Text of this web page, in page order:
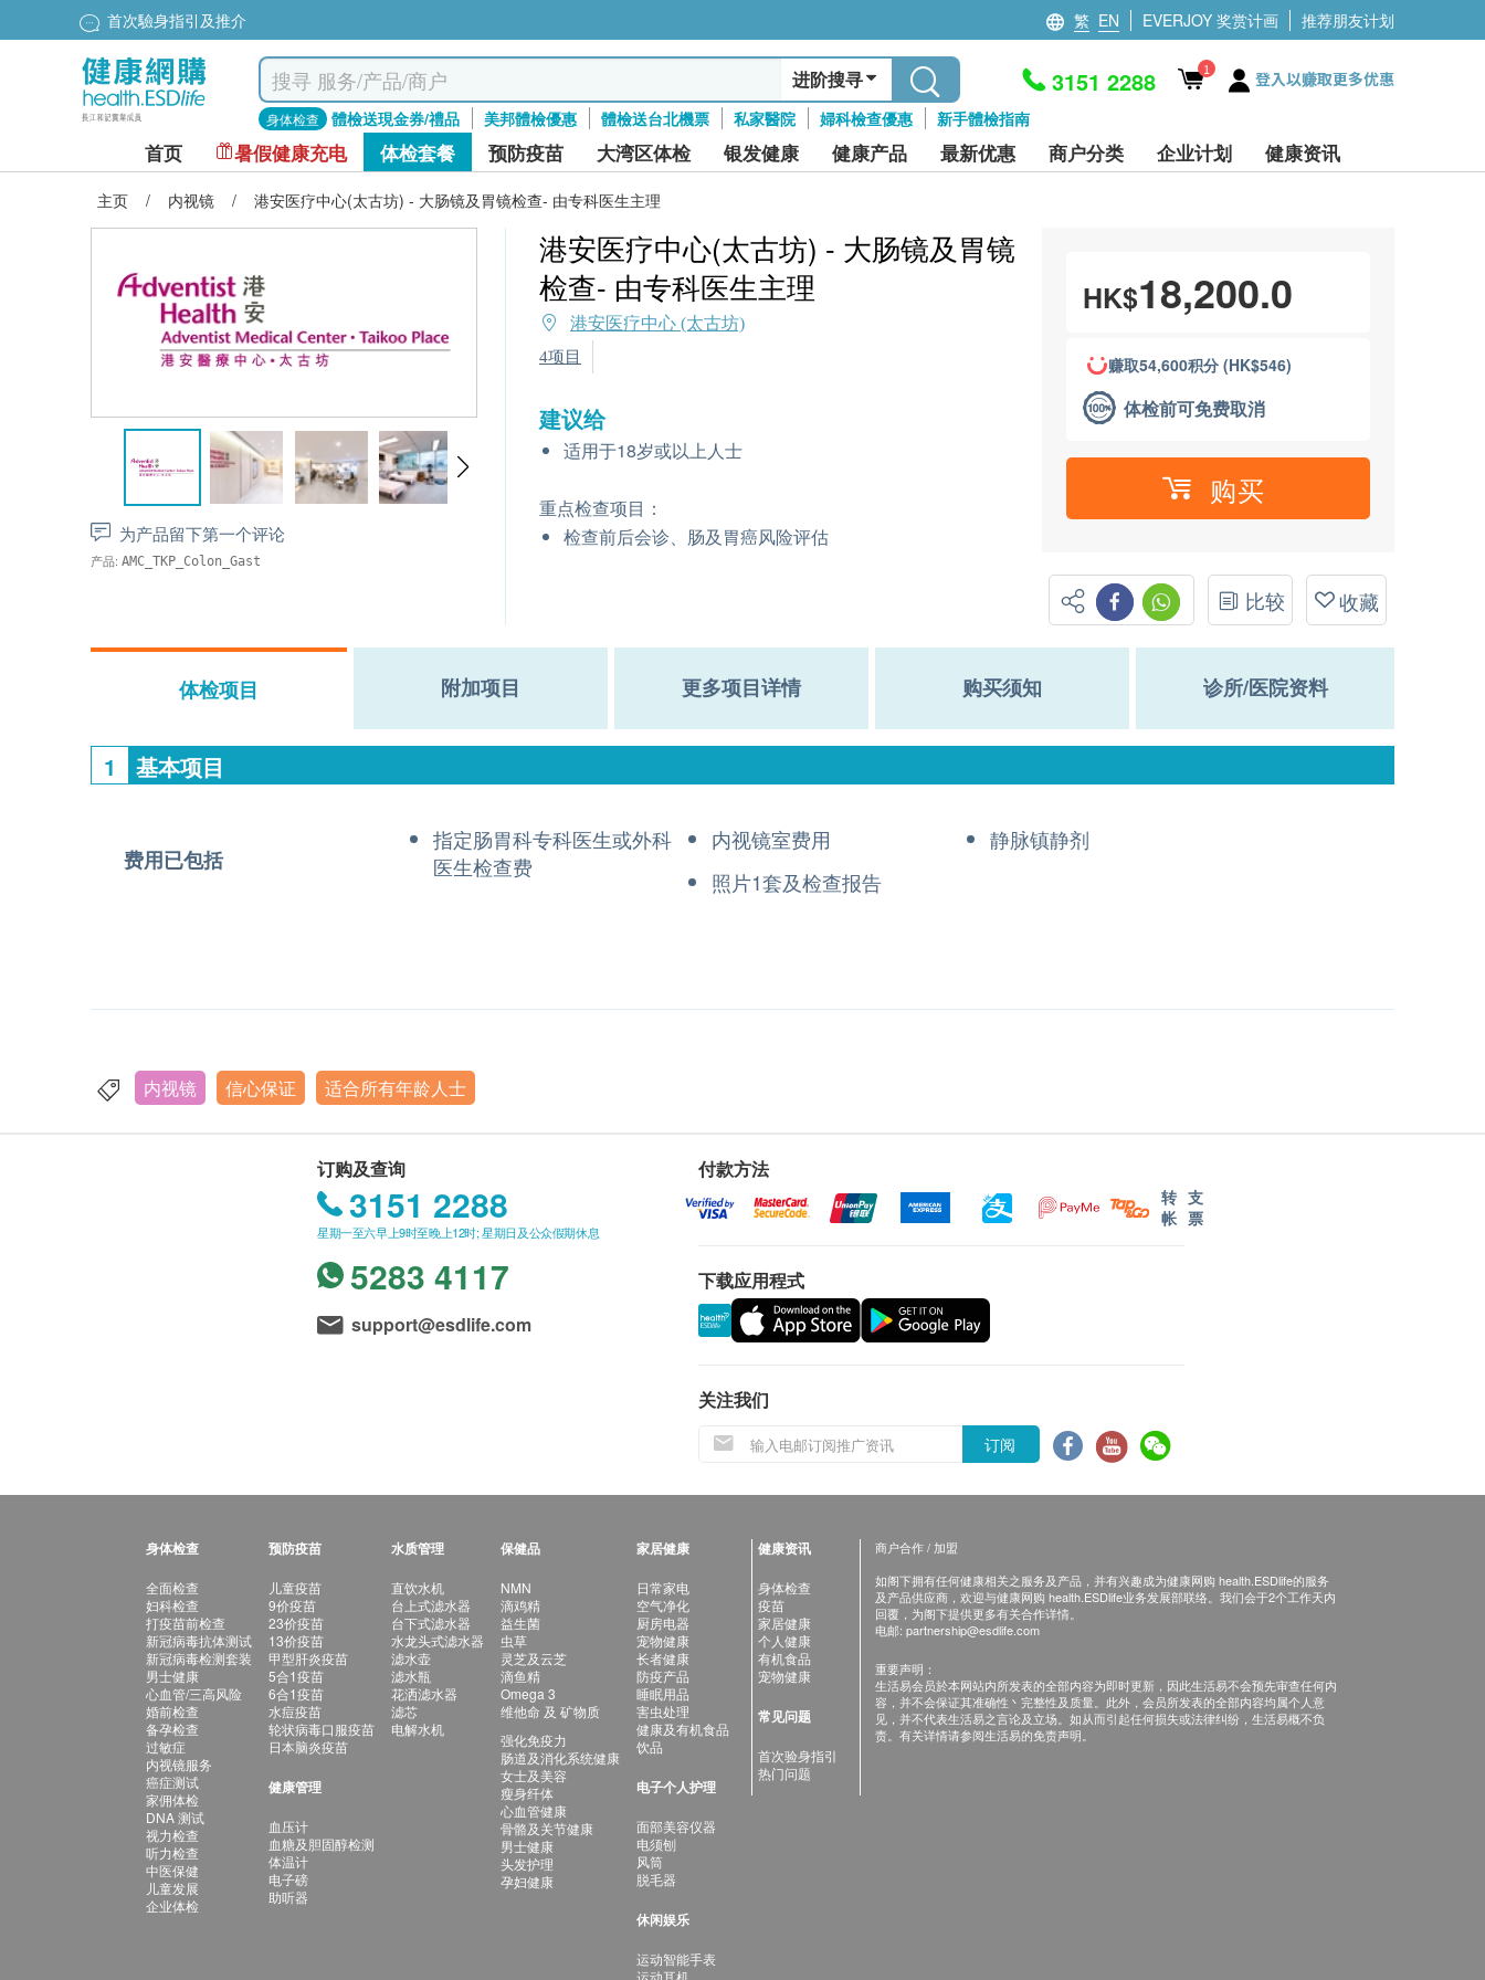
首次驗身指引及推介 繁 EN EVERJOY 奖赏计画 推荐朋友计划
进阶搜寻
身体检查 體檢送現金券/禮品 美邦體檢優惠 體檢送台北機票 私家醫院 婦科檢查優惠 新手體檢指南
3151 2288 1 登入以赚取更多优惠
首页 暑假健康充电 体检套餐 预防疫苗 大湾区体检 银发健康 健康产品 最新优惠 商户分类 企业计划 健康资讯
主页 / 内视镜 / 港安医疗中心(太古坊) - 大肠镜及胃镜检查- 由专科医生主理
为产品留下第一个评论
产品: AMC_TKP_Colon_Gast
港安医疗中心(太古坊) - 大肠镜及胃镜
检查- 由专科医生主理
港安医疗中心 (太古坊)
4项目
建议给
适用于18岁或以上人士
重点检查项目：
检查前后会诊、肠及胃癌风险评估
HK$18,200.0
赚取54,600积分 (HK$546)
体检前可免费取消
购买
比较 收藏
体检项目 附加项目 更多项目详情 购买须知 诊所/医院资料
1 基本项目
费用已包括
指定肠胃科专科医生或外科
医生检查费
内视镜室费用
静脉镇静剂
照片1套及检查报告
内视镜 信心保证 适合所有年龄人士
订购及查询
3151 2288
星期一至六早上9时至晚上12时; 星期日及公众假期休息
5283 4117
support@esdlife.com
付款方法
转
帐
支
票
下载应用程式
关注我们
订阅
身体检查
全面检查
妇科检查
打疫苗前检查
新冠病毒抗体测试
新冠病毒检测套装
男士健康
心血管/三高风险
婚前检查
备孕检查
过敏症
内视镜服务
癌症测试
家佣体检
DNA 测试
视力检查
听力检查
中医保健
儿童发展
企业体检
预防疫苗
儿童疫苗
9价疫苗
23价疫苗
13价疫苗
甲型肝炎疫苗
5合1疫苗
6合1疫苗
水痘疫苗
轮状病毒口服疫苗
日本脑炎疫苗
健康管理
血压计
血糖及胆固醇检测
体温计
电子磅
助听器
水质管理
直饮水机
台上式滤水器
台下式滤水器
水龙头式滤水器
滤水壶
滤水瓶
花洒滤水器
滤芯
电解水机
保健品
NMN
滴鸡精
益生菌
虫草
灵芝及云芝
滴鱼精
Omega 3
维他命 及 矿物质
强化免疫力
肠道及消化系统健康
女士及美容
瘦身纤体
心血管健康
骨骼及关节健康
男士健康
头发护理
孕妇健康
家居健康
日常家电
空气净化
厨房电器
宠物健康
长者健康
防疫产品
睡眠用品
害虫处理
健康及有机食品
饮品
电子个人护理
面部美容仪器
电须刨
风筒
脱毛器
休闲娱乐
运动智能手表
运动耳机
健康资讯
身体检查
疫苗
家居健康
个人健康
有机食品
宠物健康
常见问题
首次验身指引
热门问题
商户合作 / 加盟
如阁下拥有任何健康相关之服务及产品，并有兴趣成为健康网购 health.ESDlife的服务
及产品供应商，欢迎与健康网购 health.ESDlife业务发展部联络。我们会于2个工作天内
回覆，为阁下提供更多有关合作详情。
电邮: partnership@esdlife.com
重要声明：
生活易会员於本网站内所发表的全部内容为即时更新，因此生活易不会预先审查任何内
容，并不会保证其准确性丶完整性及质量。此外，会员所发表的全部内容均属个人意
见，并不代表生活易之言论及立场。如从而引起任何损失或法律纠纷，生活易概不负
责。有关详情请参阅生活易的免责声明。